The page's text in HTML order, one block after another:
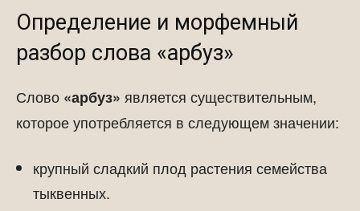
Определение и морфемный
разбор слова «арбуз»
Слово «арбуз» является существительным,
которое употребляется в следующем значении:
крупный сладкий плод растения семейства
тыквенных.